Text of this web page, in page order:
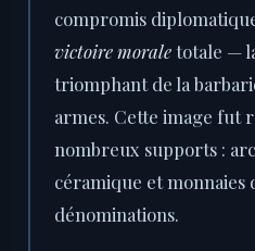
compromis
victoire moraletotale —
triomphant de la
armes. Cette image fut
nombreux supports :
céramique et monnaies
dénominations.